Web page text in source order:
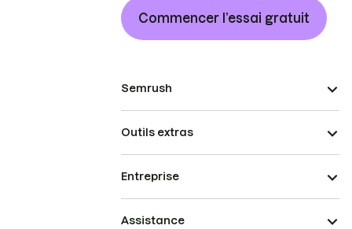
Commencer l’essai gratuit
Semrush
Outils extras
Entreprise
Assistance